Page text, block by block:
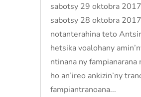
sabotsy 29 oktobra
sabotsy 28 oktobra
notanterahina teto
hetsika voalohany
ntinana ny fampianarana
ho an’ireo ankizin’ny
fampiantranoana...